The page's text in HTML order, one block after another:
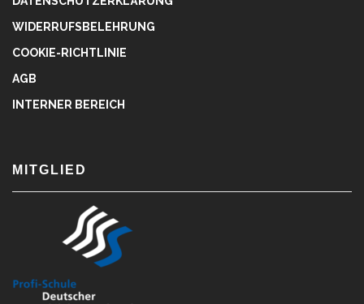
WIDERRUFSBELEHRUNG
COOKIE-RICHTLINIE
AGB
INTERNER BEREICH
MITGLIED